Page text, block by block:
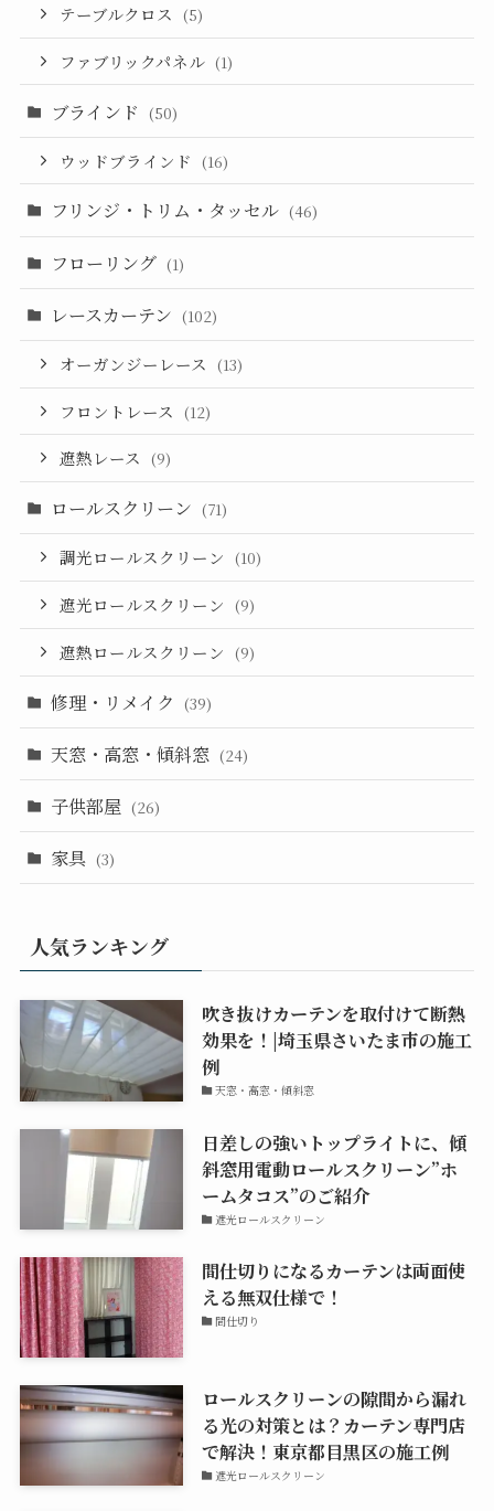
テーブルクロス (5)
ファブリックパネル (1)
ブラインド (50)
ウッドブラインド (16)
フリンジ・トリム・タッセル (46)
フローリング (1)
レースカーテン (102)
オーガンジーレース (13)
フロントレース (12)
遮熱レース (9)
ロールスクリーン (71)
調光ロールスクリーン (10)
遮光ロールスクリーン (9)
遮熱ロールスクリーン (9)
修理・リメイク (39)
天窓・高窓・傾斜窓 (24)
子供部屋 (26)
家具 (3)
人気ランキング
吹き抜けカーテンを取付けて断熱
効果を！|埼玉県さいたま市の施工
例
天窓・高窓・傾斜窓
日差しの強いトップライトに、傾
斜窓用電動ロールスクリーン”ホ
ームタコス”のご紹介
遮光ロールスクリーン
間仕切りになるカーテンは両面使
える無双仕様で！
間仕切り
ロールスクリーンの隙間から漏れ
る光の対策とは？カーテン専門店
で解決！東京都目黒区の施工例
遮光ロールスクリーン